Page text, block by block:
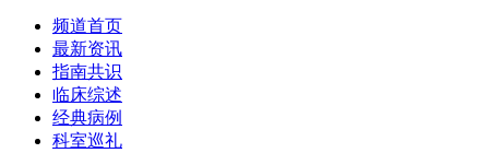
频道首页
最新资讯
指南共识
临床综述
经典病例
科室巡礼